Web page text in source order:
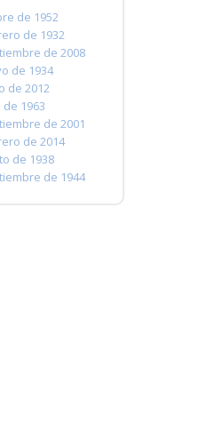
de 1952
de 1932
de 2008
de 1934
de 2012
1963
de 2001
de 2014
de 1938
de 1944